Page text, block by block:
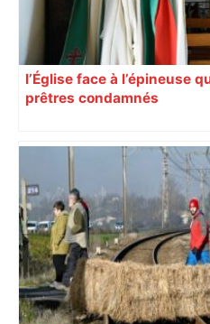
l’Église face à l’épineuse
prêtres condamnés